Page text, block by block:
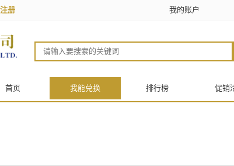
注册 我的账户
首页 我能兑换 排行榜 促销